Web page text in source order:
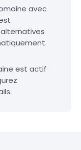
avec
est actif